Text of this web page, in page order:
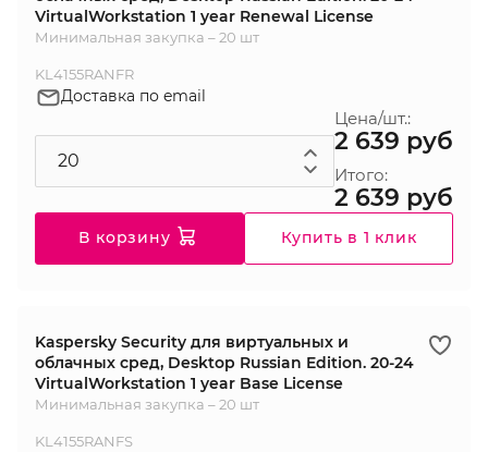
VirtualWorkstation 1 year Renewal License
Минимальная закупка – 20 шт
KL4155RANFR
Доставка по email
Цена/шт.:
2 639 руб
Итого:
2 639 руб
В корзину Купить в 1 клик
Kaspersky Security для виртуальных и
облачных сред, Desktop Russian Edition. 20-24
VirtualWorkstation 1 year Base License
Минимальная закупка – 20 шт
KL4155RANFS